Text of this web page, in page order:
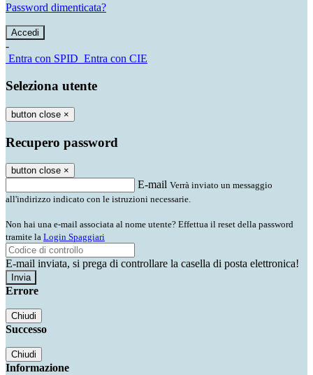
Password dimenticata?
-
Entra con SPID Entra con CIE
Seleziona utente
button close ×
Recupero password
button close ×
E-mail Verrà inviato un messaggio
all'indirizzo indicato con le istruzioni necessarie.
Non hai una e-mail associata al nome utente? Effettua il reset della password
tramite la Login Spaggiari
E-mail inviata, si prega di controllare la casella di posta elettronica!
Errore
Chiudi
Successo
Chiudi
Informazione